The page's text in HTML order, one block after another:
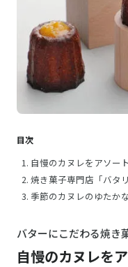
目次
自慢のカヌレをアソー
焼き菓子専門店「バタリ
季節のカヌレのゆたか
バターにこだわる焼き
自慢のカヌレを